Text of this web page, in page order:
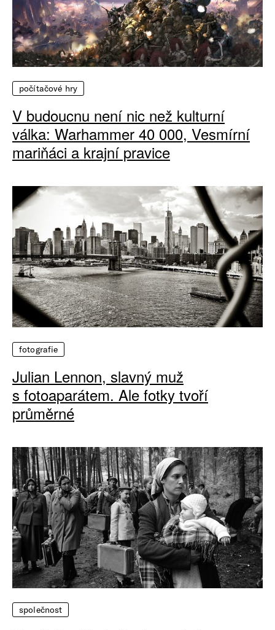
počítačové hry
V budoucnu není nic než kulturní
válka: Warhammer 40 000, Vesmírní
mariňáci a krajní pravice
fotografie
Julian Lennon, slavný muž
s fotoaparátem. Ale fotky tvoří
průměrné
společnost